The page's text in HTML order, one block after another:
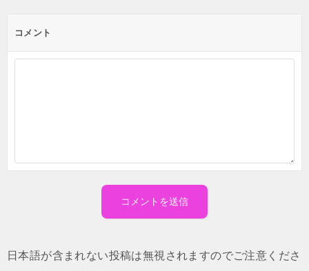
コメント
日本語が含まれない投稿は無視されますのでご注意くださ